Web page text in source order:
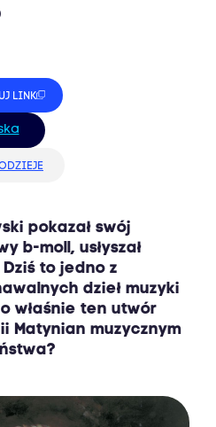
LINK
pokazał swój
b-moll, usłyszał
to jedno z
dzieł muzyki
właśnie ten utwór
Matynian muzycznym